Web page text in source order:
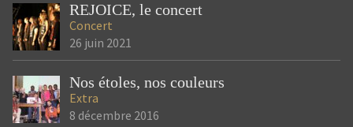
REJOICE, le concert
Concert
26 juin 2021
Nos étoles, nos couleurs
Extra
8 décembre 2016